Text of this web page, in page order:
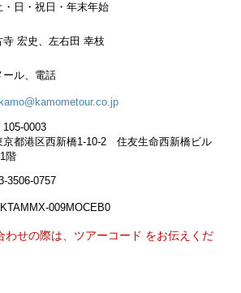
・日・祝日・年末年始
寺 宏史、左右田 幸枝
ール、電話
105-0003
京都港区西新橋1-10-2 住友生命西新橋ビル
階
3506-0757
009MOCEB0
せの際は、ツアーコード をお伝えくだ